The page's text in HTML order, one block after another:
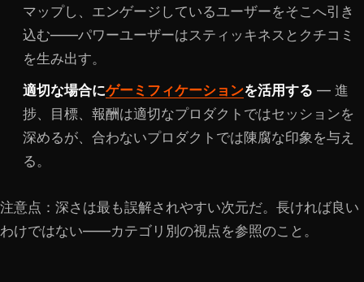
マップし、エンゲージしているユーザーをそこへ引き
込む——パワーユーザーはスティッキネスとクチコミ
を生み出す。
適切な場合にゲーミフィケーションを活用する — 進
捗、目標、報酬は適切なプロダクトではセッションを
深めるが、合わないプロダクトでは陳腐な印象を与え
る。
注意点：深さは最も誤解されやすい次元だ。長ければ良い
わけではない——カテゴリ別の視点を参照のこと。